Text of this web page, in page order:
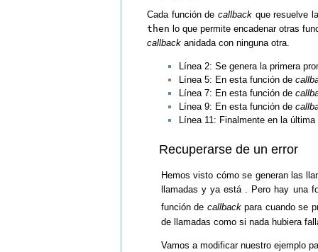
Cada función de callback que resuelve
then lo que permite encadenar otras
callbackanidada con ninguna otra.
Línea 2: Se genera la primera
Línea 5: En esta función de
Línea 7: En esta función de
Línea 9: En esta función de
Línea 11: Finalmente en la
Recuperarse de un error
Hemos visto cómo se generan las
llamadas y ya está . Pero hay una
función de callbackpara cuando se
de llamadas como si nada hubiera
Vamos a modificar nuestro ejemplo